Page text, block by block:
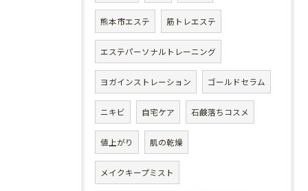
熊本市エステ 筋トレエステ
エステパーソナルトレーニング
ヨガインストレーション ゴールドセラム
ニキビ 自宅ケア 石鹸落ちコスメ
値上がり 肌の乾燥
メイクキープミスト